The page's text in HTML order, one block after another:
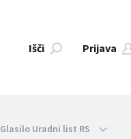
Išči Prijava
Glasilo Uradni list RS